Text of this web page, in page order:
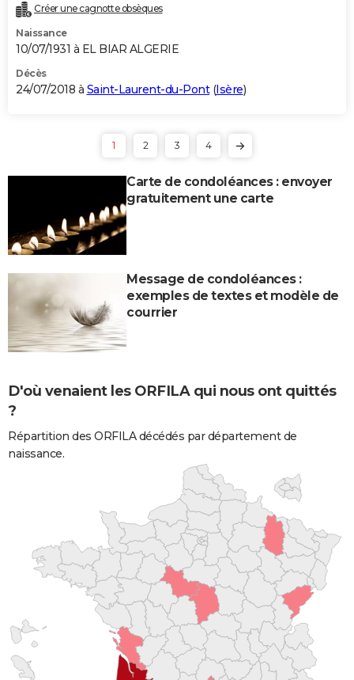
Créer une cagnotte obsèques
Naissance
10/07/1931 à EL BIAR ALGERIE
Décès
24/07/2018 à Saint-Laurent-du-Pont(Isère)
1 2 3 4
Carte de condoléances : envoyer
gratuitement une carte
Message de condoléances :
exemples de textes et modèle de
courrier
D'où venaient les ORFILA qui nous ont quittés
?
Répartition des ORFILA décédés par département de
naissance.